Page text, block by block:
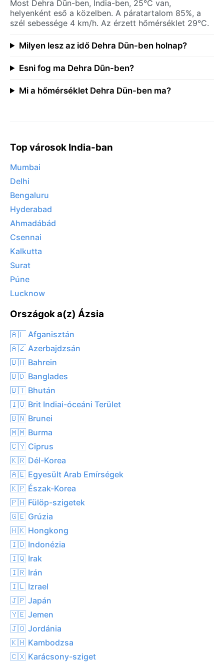
Most Dehra Dūn-ben, India-ben, 25°C van,
helyenként eső a közelben. A páratartalom 85%, a
szél sebessége 4 km/h. Az érzett hőmérséklet 29°C.
Milyen lesz az idő Dehra Dūn-ben holnap?
Esni fog ma Dehra Dūn-ben?
Mi a hőmérséklet Dehra Dūn-ben ma?
Top városok India-ban
Mumbai
Delhi
Bengaluru
Hyderabad
Ahmadábád
Csennai
Kalkutta
Surat
Púne
Lucknow
Országok a(z) Ázsia
🇦🇫 Afganisztán
🇦🇿 Azerbajdzsán
🇧🇭 Bahrein
🇧🇩 Banglades
🇧🇹 Bhután
🇮🇴 Brit Indiai-óceáni Terület
🇧🇳 Brunei
🇲🇲 Burma
🇨🇾 Ciprus
🇰🇷 Dél-Korea
🇦🇪 Egyesült Arab Emírségek
🇰🇵 Észak-Korea
🇵🇭 Fülöp-szigetek
🇬🇪 Grúzia
🇭🇰 Hongkong
🇮🇩 Indonézia
🇮🇶 Irak
🇮🇷 Irán
🇮🇱 Izrael
🇯🇵 Japán
🇾🇪 Jemen
🇯🇴 Jordánia
🇰🇭 Kambodzsa
🇨🇽 Karácsony-sziget